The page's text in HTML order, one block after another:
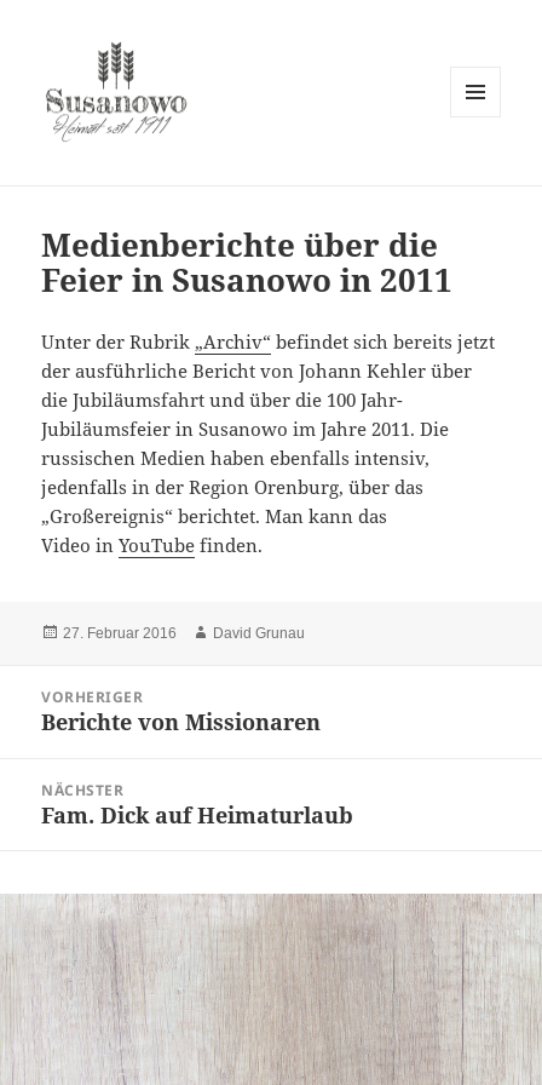
Medienberichte über die
Feier in Susanowo in 2011
Unter der Rubrik „Archiv“ befindet sich bereits jetzt
der ausführliche Bericht von Johann Kehler über
die Jubiläumsfahrt und über die 100 Jahr-
Jubiläumsfeier in Susanowo im Jahre 2011. Die
russischen Medien haben ebenfalls intensiv,
jedenfalls in der Region Orenburg, über das
„Großereignis“ berichtet. Man kann das
Video inYouTube finden.
Veröffentlicht
27. Februar 2016 Autor
David Grunau
VORHERIGER
Vorheriger
Berichte von Missionaren
NÄCHSTER
Nächster
Fam. Dick auf Heimaturlaub